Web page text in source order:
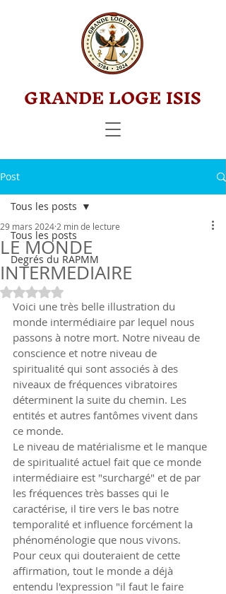
GRANDE LOGE ISIS
Post
Tous les posts
Degrés du RAPMM
Tous les posts
LE MONDE
INTERMEDIAIRE
29 mars 2024 2 min de lecture
Noté NaN étoiles sur 5.
Voici une très belle illustration du
monde intermédiaire par lequel nous
passons à notre mort. Notre niveau de
conscience et notre niveau de
spiritualité qui sont associés à des
niveaux de fréquences vibratoires
déterminent la suite du chemin. Les
entités et autres fantômes vivent dans
ce monde.
Le niveau de matérialisme et le manque
de spiritualité actuel fait que ce monde
intermédiaire est "surchargé" et de par
les fréquences très basses qui le
caractérise, il tire vers le bas notre
temporalité et influence forcément la
phénoménologie que nous vivons.
Pour ceux qui douteraient de cette
affirmation, tout le monde a déjà
entendu l'expression "il faut le faire